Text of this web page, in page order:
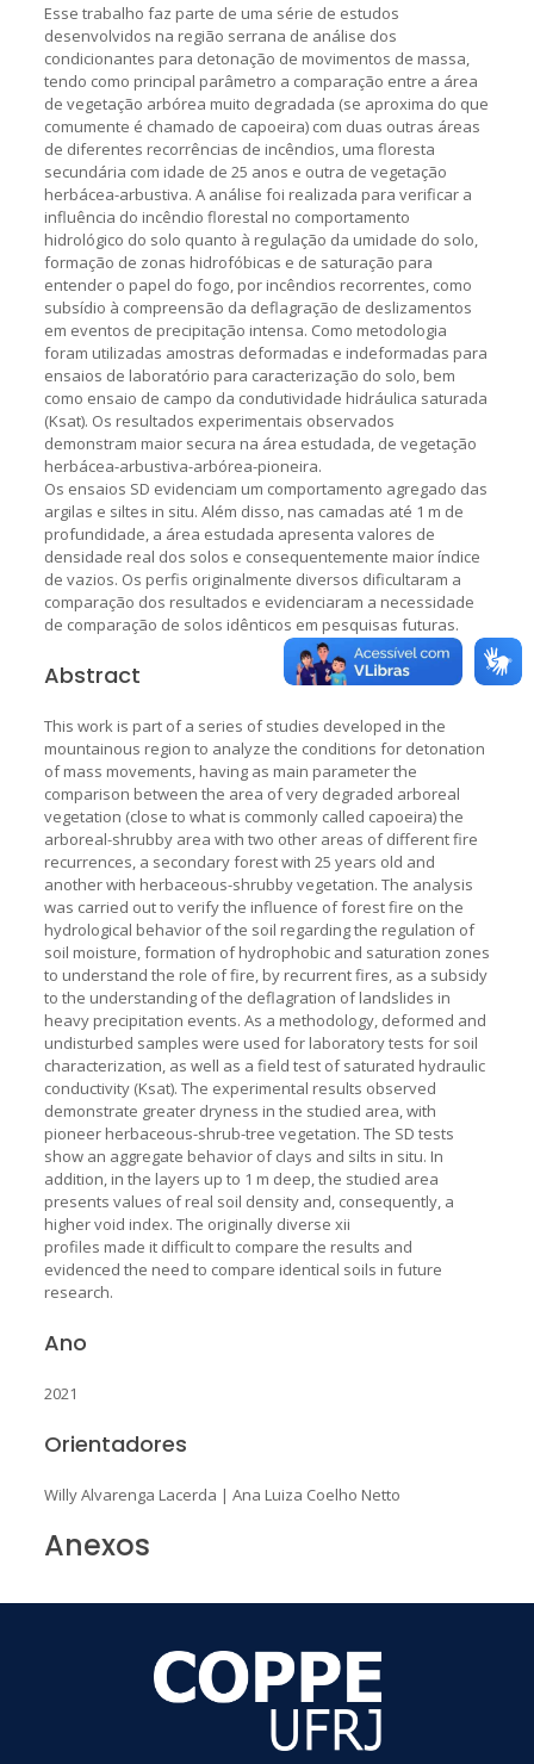
Esse trabalho faz parte de uma série de estudos
desenvolvidos na região serrana de análise dos
condicionantes para detonação de movimentos de massa,
tendo como principal parâmetro a comparação entre a área
de vegetação arbórea muito degradada (se aproxima do que
comumente é chamado de capoeira) com duas outras áreas
de diferentes recorrências de incêndios, uma floresta
secundária com idade de 25 anos e outra de vegetação
herbácea-arbustiva. A análise foi realizada para verificar a
influência do incêndio florestal no comportamento
hidrológico do solo quanto à regulação da umidade do solo,
formação de zonas hidrofóbicas e de saturação para
entender o papel do fogo, por incêndios recorrentes, como
subsídio à compreensão da deflagração de deslizamentos
em eventos de precipitação intensa. Como metodologia
foram utilizadas amostras deformadas e indeformadas para
ensaios de laboratório para caracterização do solo, bem
como ensaio de campo da condutividade hidráulica saturada
(Ksat). Os resultados experimentais observados
demonstram maior secura na área estudada, de vegetação
herbácea-arbustiva-arbórea-pioneira.
Os ensaios SD evidenciam um comportamento agregado das
argilas e siltes in situ. Além disso, nas camadas até 1 m de
profundidade, a área estudada apresenta valores de
densidade real dos solos e consequentemente maior índice
de vazios. Os perfis originalmente diversos dificultaram a
comparação dos resultados e evidenciaram a necessidade
de comparação de solos idênticos em pesquisas futuras.
Abstract
This work is part of a series of studies developed in the
mountainous region to analyze the conditions for detonation
of mass movements, having as main parameter the
comparison between the area of very degraded arboreal
vegetation (close to what is commonly called capoeira) the
arboreal-shrubby area with two other areas of different fire
recurrences, a secondary forest with 25 years old and
another with herbaceous-shrubby vegetation. The analysis
was carried out to verify the influence of forest fire on the
hydrological behavior of the soil regarding the regulation of
soil moisture, formation of hydrophobic and saturation zones
to understand the role of fire, by recurrent fires, as a subsidy
to the understanding of the deflagration of landslides in
heavy precipitation events. As a methodology, deformed and
undisturbed samples were used for laboratory tests for soil
characterization, as well as a field test of saturated hydraulic
conductivity (Ksat). The experimental results observed
demonstrate greater dryness in the studied area, with
pioneer herbaceous-shrub-tree vegetation. The SD tests
show an aggregate behavior of clays and silts in situ. In
addition, in the layers up to 1 m deep, the studied area
presents values of real soil density and, consequently, a
higher void index. The originally diverse xii
profiles made it difficult to compare the results and
evidenced the need to compare identical soils in future
research.
Ano
2021
Orientadores
Willy Alvarenga Lacerda | Ana Luiza Coelho Netto
Anexos